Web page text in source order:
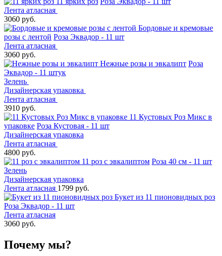
Лента атласная
3060 руб.
Бордовые и кремовые
розы с лентой Роза Эквадор - 11 шт
Лента атласная
3060 руб.
Нежные розы и эвкалипт Роза
Эквадор - 11 штук
Зелень
Дизайнерская упаковка
Лента атласная
3910 руб.
11 Кустовых Роз Микс в
упаковке Роза Кустовая - 11 шт
Дизайнерская упаковка
Лента атласная
4800 руб.
11 роз с эвкалиптом Роза 40 см - 11 шт
Зелень
Дизайнерская упаковка
Лента атласная 1799 руб.
Букет из 11 пионовидных роз
Роза Эквадор - 11 шт
Лента атласная
3060 руб.
Почему мы?